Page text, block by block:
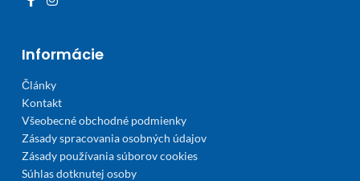
Informácie
Články
Kontakt
Všeobecné obchodné podmienky
Zásady spracovania osobných údajov
Zásady používania súborov cookies
Súhlas dotknutej osoby